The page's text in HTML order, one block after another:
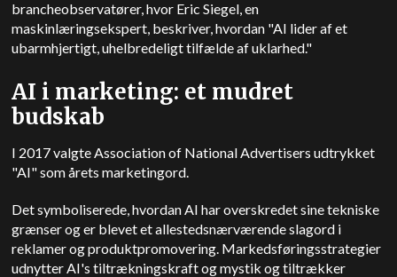
brancheobservatører, hvor Eric Siegel, en
maskinlæringsekspert, beskriver, hvordan "AI lider af et
ubarmhjertigt, uhelbredeligt tilfælde af uklarhed."
AI i marketing: et mudret
budskab
I 2017 valgte Association of National Advertisers udtrykket
"AI" som årets marketingord.
Det symboliserede, hvordan AI har overskredet sine tekniske
grænser og er blevet et allestedsnærværende slagord i
reklamer og produktpromovering. Markedsføringsstrategier
udnytter AI's tiltrækningskraft og mystik og tiltrækker